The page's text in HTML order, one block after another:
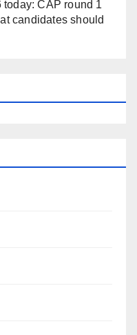
CAP round 1
candidates should